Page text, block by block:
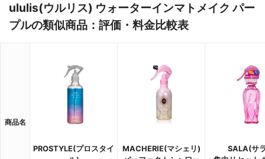
ululis(ウルリス) ウォーターインマトメイク パー
プルの類似商品：評価・料金比較表
商品名
PROSTYLE(プロスタイ
MACHERIE(マシェリ)
SALA(サ